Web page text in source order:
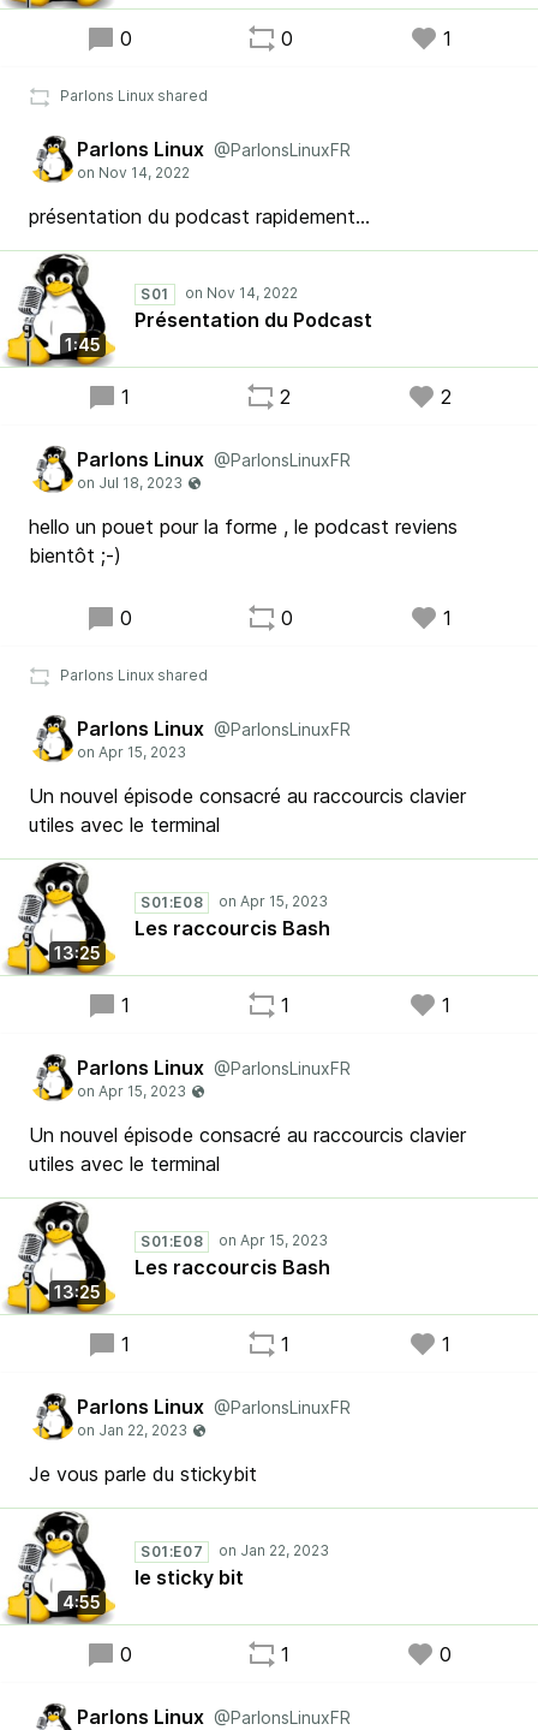
0 0 1
Parlons Linux shared
Parlons Linux @ParlonsLinuxFR
présentation du podcast rapidement...
1:45
S01
Présentation du Podcast
1 2 2
Parlons Linux @ParlonsLinuxFR
hello un pouet pour la forme , le podcast reviens
bientôt ;-)
0 0 1
Parlons Linux shared
Parlons Linux @ParlonsLinuxFR
Un nouvel épisode consacré au raccourcis clavier
utiles avec le terminal
13:25
S01:E08
Les raccourcis Bash
1 1 1
Parlons Linux @ParlonsLinuxFR
Un nouvel épisode consacré au raccourcis clavier
utiles avec le terminal
13:25
S01:E08
Les raccourcis Bash
1 1 1
Parlons Linux @ParlonsLinuxFR
Je vous parle du stickybit
4:55
S01:E07
le sticky bit
0 1 0
Parlons Linux @ParlonsLinuxFR